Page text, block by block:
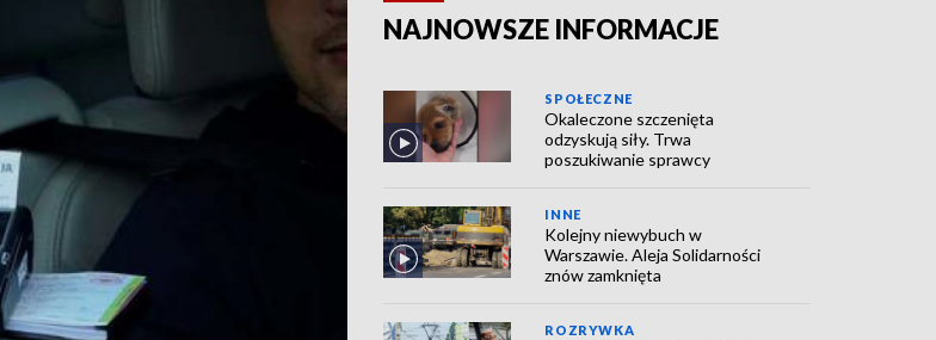
NAJNOWSZE INFORMACJE
SPOŁECZNE
Okaleczone szczenięta
odzyskują siły. Trwa
poszukiwanie sprawcy
INNE
Kolejny niewybuch w
Warszawie. Aleja Solidarności
znów zamknięta
ROZRYWKA